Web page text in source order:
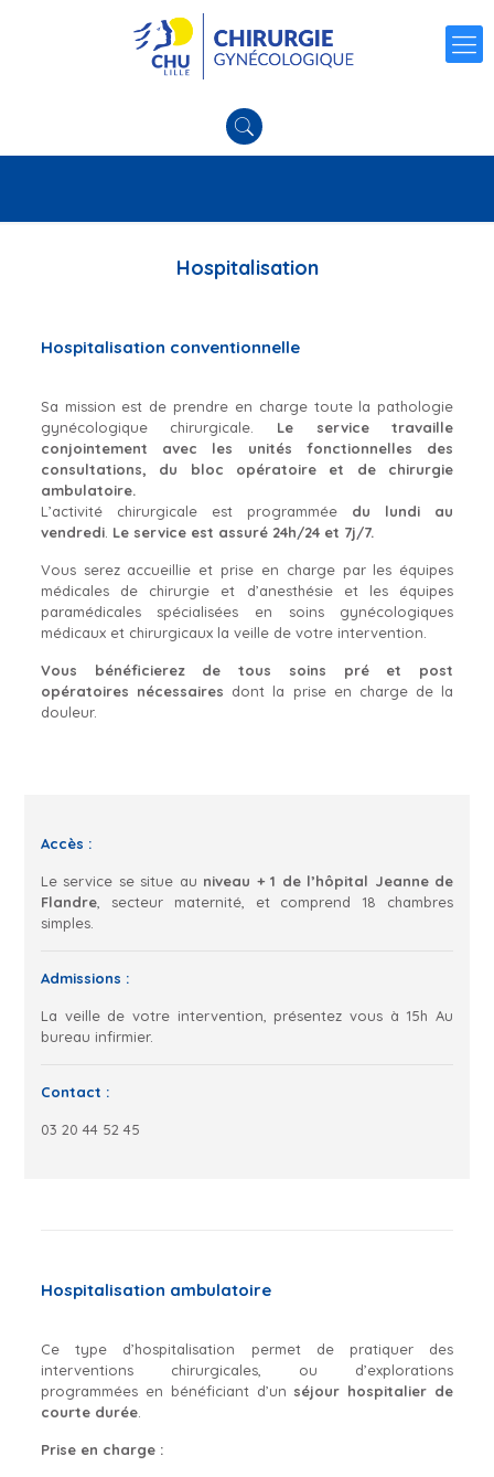
Hospitalisation
Hospitalisation conventionnelle
Sa mission est de prendre en charge toute la pathologie
gynécologique chirurgicale. Le service travaille
conjointement avec les unités fonctionnelles des
consultations, du bloc opératoire et de chirurgie
ambulatoire.
L’activité chirurgicale est programmée du lundi au
vendredi. Le service est assuré 24h/24 et 7j/7.
Vous serez accueillie et prise en charge par les équipes
médicales de chirurgie et d’anesthésie et les équipes
paramédicales spécialisées en soins gynécologiques
médicaux et chirurgicaux la veille de votre intervention.
Vous bénéficierez de tous soins pré et post
opératoires nécessaires dont la prise en charge de la
douleur.
Accès :
Le service se situe au niveau + 1 de l’hôpital Jeanne de
Flandre, secteur maternité, et comprend 18 chambres
simples.
Admissions :
La veille de votre intervention, présentez vous à 15h Au
bureau infirmier.
Contact :
03 20 44 52 45
Hospitalisation ambulatoire
Ce type d’hospitalisation permet de pratiquer des
interventions chirurgicales, ou d’explorations
programmées en bénéficiant d’unséjour hospitalier de
courte durée.
Prise en charge :